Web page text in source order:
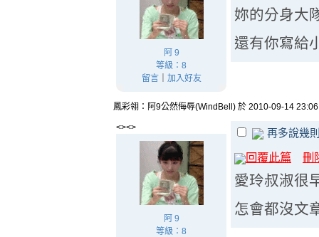
阿 9
等級：8
留言｜ 加入好友
妳的分身大
還有你寫給
鳳彩翎：阿9公然侮辱(WindBell) 於 2010-09-14
<><>
阿 9
等級：8
再多說幾
回覆此篇 刪
愛玲叔淑很
怎會都沒文